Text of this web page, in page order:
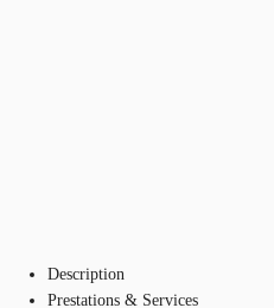
Description
Prestations & Services